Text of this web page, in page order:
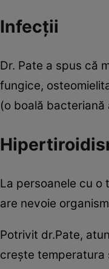
Infecții
Dr. Pate a spus că
fungice,
(o boală bacteriană
La persoanele cu o
are nevoie
Potrivit dr.Pate,
crește temperatura